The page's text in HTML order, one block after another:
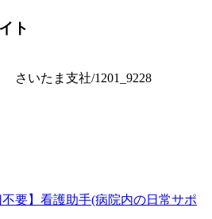
ト
さいたま支社/1201_9228
要】看護助手(病院内の日常サポ